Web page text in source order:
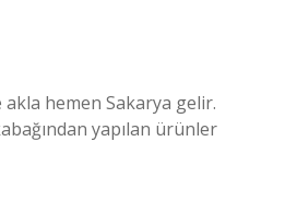
akla hemen Sakarya gelir.
yapılan ürünler